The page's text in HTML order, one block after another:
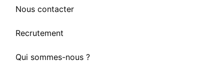
Nous contacter
Recrutement
Qui sommes-nous ?